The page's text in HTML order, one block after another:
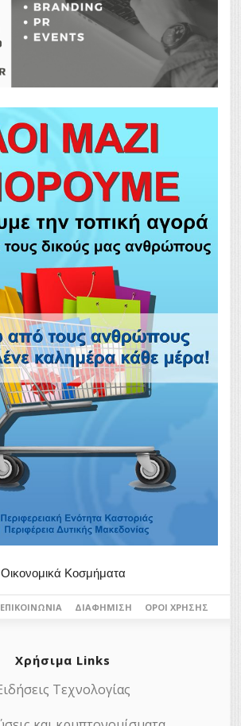
Οικονομικά Κοσμήματα
ΕΠΙΚΟΙΝΩΝΊΑ ΔΙΑΦΉΜΙΣΗ ΌΡΟΙ ΧΡΉΣΗΣ
Χρήσιμα Links
Τεχνολογίας